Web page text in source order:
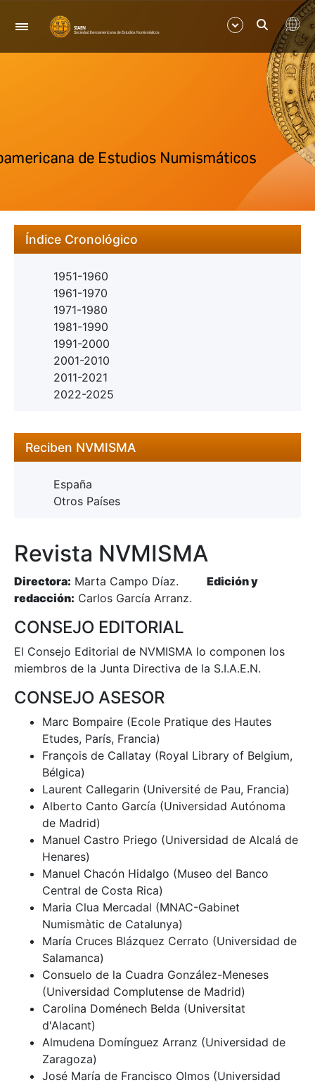
Navigation
Show/Hide
Índice Cronológico
1951-1960
1961-1970
1971-1980
1981-1990
1991-2000
2001-2010
2011-2021
2022-2025
Reciben NVMISMA
España
Otros Países
Revista NVMISMA
Directora: Marta Campo Díaz. Edición y
redacción: Carlos García Arranz.
CONSEJO EDITORIAL
El Consejo Editorial de NVMISMA lo componen los
miembros de la Junta Directiva de la S.I.A.E.N.
CONSEJO ASESOR
Marc Bompaire (Ecole Pratique des Hautes
Etudes, París, Francia)
François de Callatay (Royal Library of Belgium,
Bélgica)
Laurent Callegarin (Université de Pau, Francia)
Alberto Canto García (Universidad Autónoma
de Madrid)
Manuel Castro Priego (Universidad de Alcalá de
Henares)
Manuel Chacón Hidalgo (Museo del Banco
Central de Costa Rica)
Maria Clua Mercadal (MNAC-Gabinet
Numismàtic de Catalunya)
María Cruces Blázquez Cerrato (Universidad de
Salamanca)
Consuelo de la Cuadra González-Meneses
(Universidad Complutense de Madrid)
Carolina Doménech Belda (Universitat
d'Alacant)
Almudena Domínguez Arranz (Universidad de
Zaragoza)
José María de Francisco Olmos (Universidad